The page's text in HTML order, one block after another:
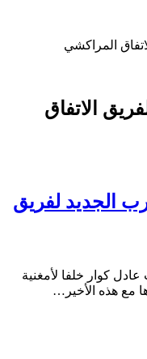
المراكشي
الاتفاق
الجديد لفريق
كوار خلفا لأمغنية
مع هذه الأخير…